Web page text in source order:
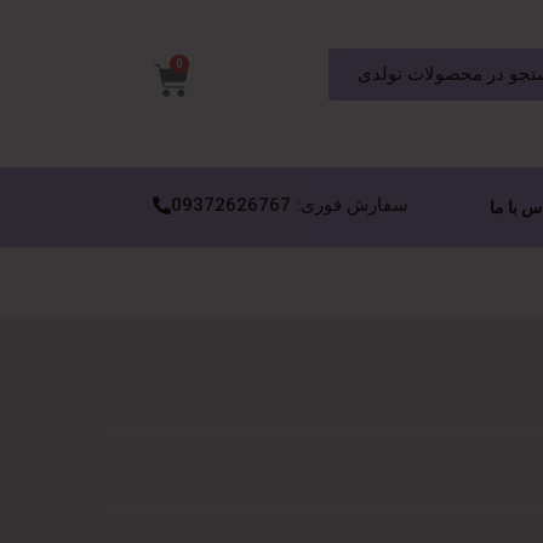
در محصولات تولدی 0
با ما سفارش فوری: 09372626767